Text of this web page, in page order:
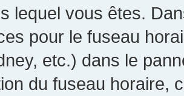
lequel vous êtes.
pour le fuseau
etc.) dans le
du fuseau horaire,